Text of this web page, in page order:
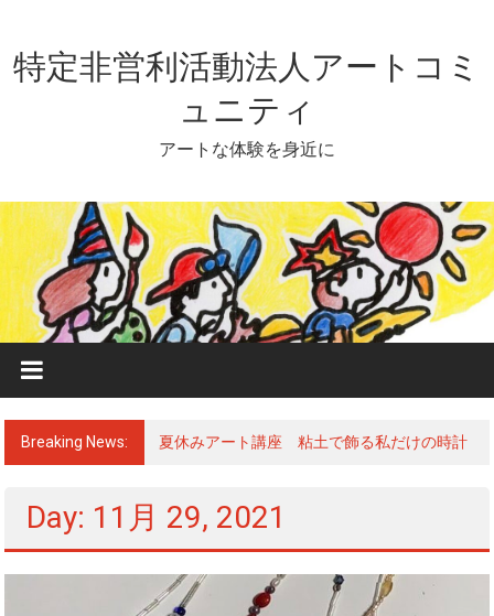
content
特定非営利活動法人アートコミ
ュニティ
アートな体験を身近に
Breaking News: 夏休みアート講座 粘土で飾る私だけの時計
Day: 11月 29, 2021